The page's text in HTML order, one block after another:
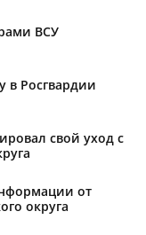
ВСУ
в Росгвардии
свой уход с
от
округа